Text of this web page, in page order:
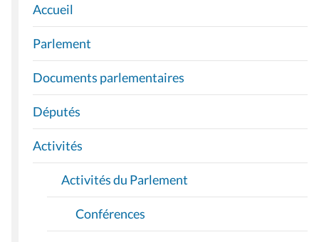
N
A
V
I
G
A
T
I
O
Accueil
Parlement
Documents parlementaires
Députés
Activités
Activités du Parlement
Conférences